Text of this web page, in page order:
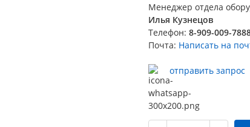
Менеджер отдела
Илья Кузнецов
Телефон: 8-909-009-
Почта: Написать на
отправить запрос